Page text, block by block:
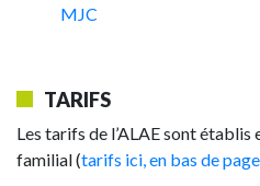
MJC
TARIFS
Les tarifs de l’ALAE sont
familial (tarifs ici, en bas de page